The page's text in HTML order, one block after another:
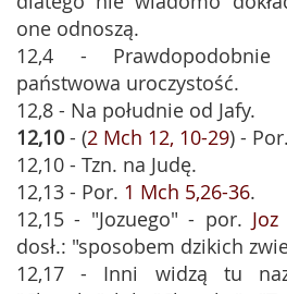
one odnoszą.
12,4 -
państwowa uroczystość.
12,8 - Na południe od Jafy.
12,10- (2 Mch 12, 10-29) - Por.
12,10 - Tzn. na Judę.
12,13 - Por. 1 Mch 5,26-36.
12,15 - "Jozuego" - por. Joz
dosł.: "sposobem dzikich
12,17 - Inni widzą tu